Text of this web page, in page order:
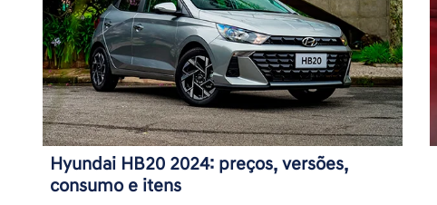
Hyundai HB20 2024: preços, versões,
consumo e itens